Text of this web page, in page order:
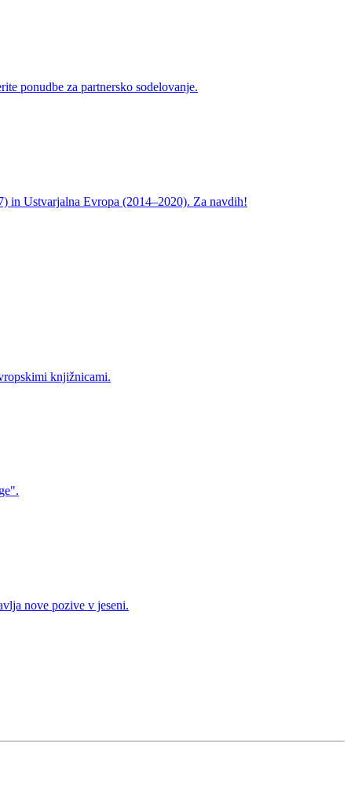
ponudbe za partnersko sodelovanje.
in Ustvarjalna Evropa (2014–2020). Za navdih!
knjižnicami.
nove pozive v jeseni.